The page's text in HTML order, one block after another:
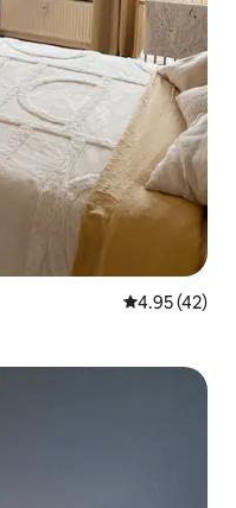
平均评分
4.95 (42)